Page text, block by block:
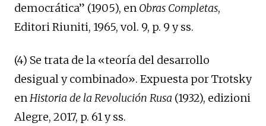
democrática” (1905), en Obras Completas,
Editori Riuniti, 1965, vol. 9, p. 9 y ss.
(4) Se trata de la «teoría del desarrollo
desigual y combinado». Expuesta por Trotsky
en Historia de la Revolución Rusa (1932), edizioni
Alegre, 2017, p. 61 y ss.